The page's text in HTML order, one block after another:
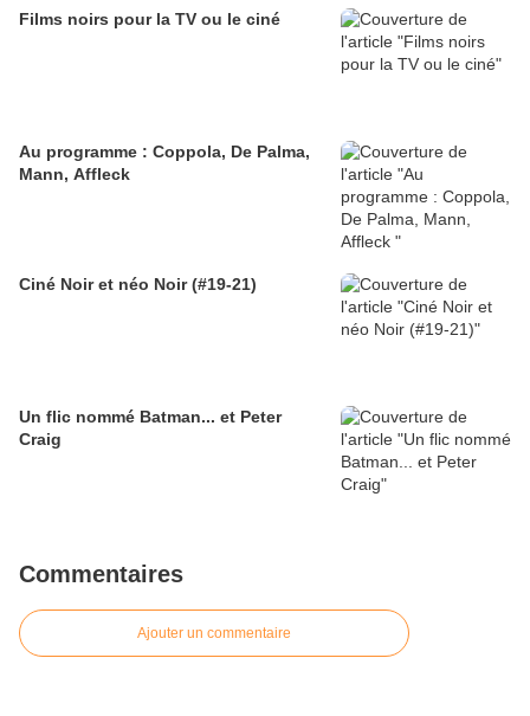
Films noirs pour la TV ou le ciné
Au programme : Coppola, De Palma,
Mann, Affleck
Ciné Noir et néo Noir (#19-21)
​Un flic nommé Batman... et Peter
Craig
Commentaires
Ajouter un commentaire